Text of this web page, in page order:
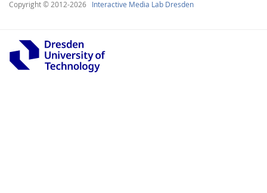
Copyright © 2012-2026 Interactive Media Lab Dresden